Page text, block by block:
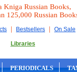
Kniga Russian Books,
125,000 Russian
| Bestsellers | On Sale
Libraries
PERIODICALS